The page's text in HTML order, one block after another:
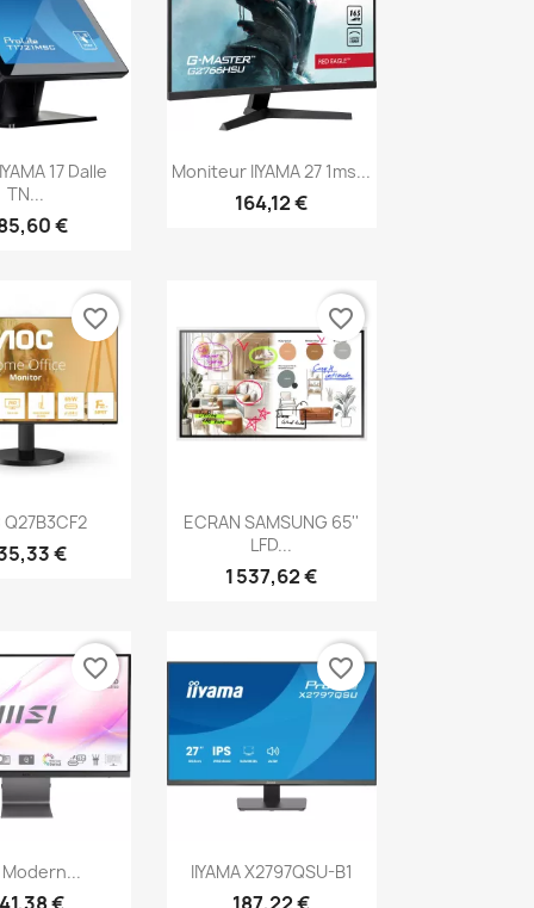
rapide
17 Dalle
TN...
€
Aperçu rapide
Moniteur IIYAMA 27 1ms...
164,12 €
rapide
Q27B3CF2
€
favorite_border
Aperçu rapide
ECRAN SAMSUNG 65''
LFD...
1 537,62 €
favorite_border
rapide
Modern...
favorite_border
Aperçu rapide
IIYAMA X2797QSU-B1
favorite_border